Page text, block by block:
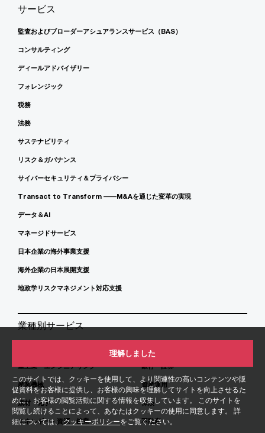
このサイトでは、クッキーを使用して、より関連性の高いコンテンツや販
促資料をお客様に提供し、お客様の興味を理解してサイトを向上させるた
めに、お客様の閲覧活動に関する情報を収集しています。 このサイトを
閲覧し続けることによって、あなたはクッキーの使用に同意します。 詳
細については、クッキーポリシーをご覧ください。
理解しました
サービス
監査およびブローダーアシュアランスサービス（BAS）
コンサルティング
ディールアドバイザリー
フォレンジック
税務
法務
サステナビリティ
リスク＆ガバナンス
サイバーセキュリティ＆プライバシー
Transact to Transform ――M&Aを通じた変革の実現
データ＆AI
マネージドサービス
日本企業の海外事業支援
海外企業の日本展開支援
地政学リスクマネジメント対応支援
業種別サービス
重工業・エンジニアリング
産業機械
素材・化学
エネルギー・資源・鉱業
銀行・証券
資産運用
保険
不動産